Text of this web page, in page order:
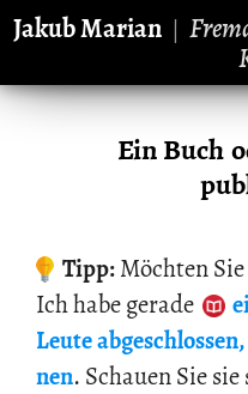
Jakub Marian|
Ein Buch
Tipp:Möch­ten
Ich habe ge­ra­de
Leute
nen. Schau­en Sie